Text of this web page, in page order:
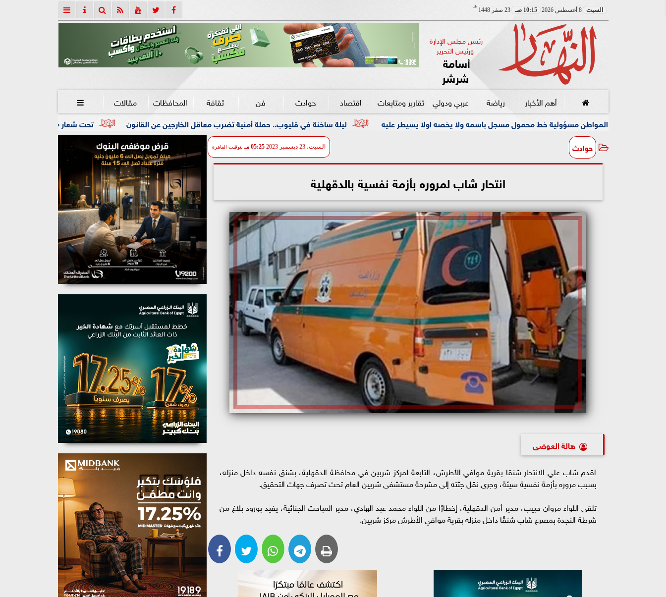
السبت 8 أغسطس 2026 10:15 صـ 23 صفر 1448
هـ
رئيس مجلس الإدارة
ورئيس التحرير
أسامة
شرشر
أهم الأخبار رياضة عربي ودولي تقارير ومتابعات اقتصاد حوادث فن ثقافة المحافظات مقالات 
تحت شعار «خدمة بيوت الله شرف».. محافظ ليلة ساخنة في قليوب.. حملة أمنية تضرب معاقل الخارجين عن القانون مسؤولية خط محمول مسجل باسمه ولا يخصه اولا يسيطر عليه
حوادث السبت، 23 ديسمبر 2023 05:25 مـ بتوقيت القاهرة
انتحار شاب لمروره بأزمة نفسية بالدقهلية
هالة العوضى
اقدم شاب علي الانتحار شنقا بقرية موافي الأطرش، التابعة لمركز شربين في محافظة الدقهلية، بشنق نفسه داخل منزله،
بسبب مروره بأزمة نفسية سيئة، وجرى نقل جثته إلى مشرحة مستشفى شربين العام تحت تصرف جهات التحقيق.
تلقى اللواء مروان حبيب، مدير أمن الدقهلية، إخطارًا من اللواء محمد عبد الهادي، مدير المباحث الجنائية، يفيد بورود بلاغ من
شرطة النجدة بمصرع شاب شنقًا داخل منزله بقرية موافي الأطرش مركز شربين.